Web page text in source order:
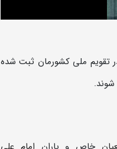
تقویم ملی کشورمان ثبت شده